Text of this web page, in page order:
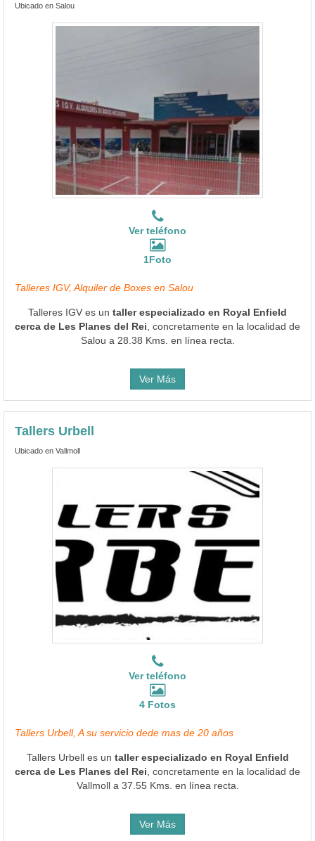
Ubicado en Salou
Ver teléfono
1Foto
Talleres IGV, Alquiler de Boxes en Salou
Talleres IGV es un taller especializado en Royal Enfield
cerca de Les Planes del Rei , concretamente en la localidad de
Salou a 28.38 Kms. en línea recta.
Ver Más
Tallers Urbell
Ubicado en Vallmoll
Ver teléfono
4 Fotos
Tallers Urbell, A su servicio dede mas de 20 años
Tallers Urbell es un taller especializado en Royal Enfield
cerca de Les Planes del Rei , concretamente en la localidad de
Vallmoll a 37.55 Kms. en línea recta.
Ver Más